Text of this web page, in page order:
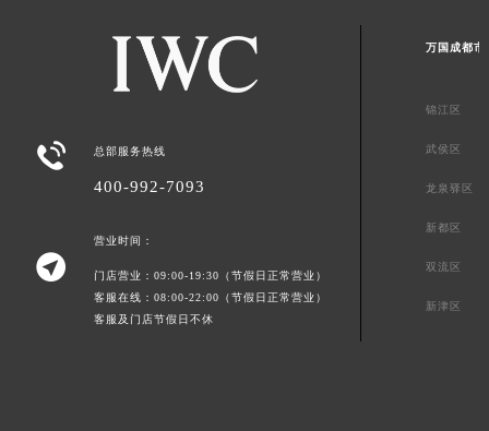
 总部服务热线
400-992-7093

营业时间：
门店营业：09:00-19:30（节假日正常营业）
客服在线：08:00-22:00（节假日正常营业）
客服及门店节假日不休
万国成都市
锦江区
武侯区
龙泉驿区
新都区
双流区
新津区